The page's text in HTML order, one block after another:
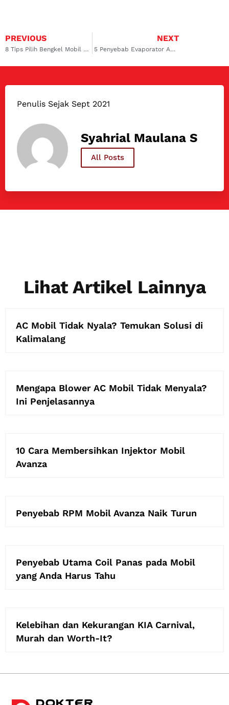
PREVIOUS
8 Tips Pilih Bengkel Mobil yang Terpercaya & Tidak Nakal
NEXT
5 Penyebab Evaporator AC Mobil CRV Rusak, Wajib Tau!
Penulis Sejak Sept 2021
Syahrial Maulana S
All Posts
Lihat Artikel Lainnya
AC Mobil Tidak Nyala? Temukan Solusi di
Kalimalang
Mengapa Blower AC Mobil Tidak Menyala?
Ini Penjelasannya
10 Cara Membersihkan Injektor Mobil
Avanza
Penyebab RPM Mobil Avanza Naik Turun
Penyebab Utama Coil Panas pada Mobil
yang Anda Harus Tahu
Kelebihan dan Kekurangan KIA Carnival,
Murah dan Worth-It?